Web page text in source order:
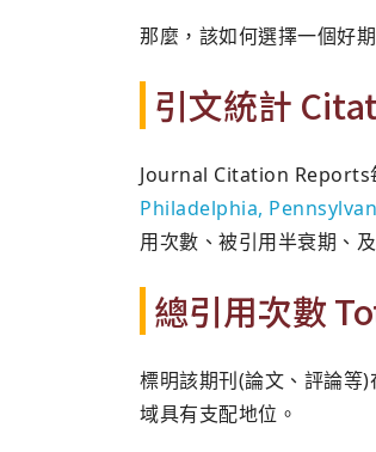
那麼，該如何選擇一個好
引文統計
Journal Citation Reports
Philadelphia,
用次數、被引用半衰期、
總引用次數
標明該期刊(論文、評論等
域具有支配地位。